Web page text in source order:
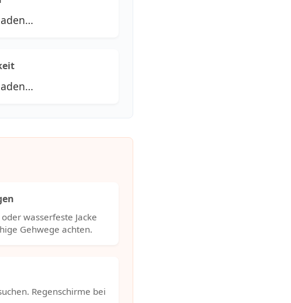
wasserfeste Jacke
Gehwege achten.
Regenschirme bei